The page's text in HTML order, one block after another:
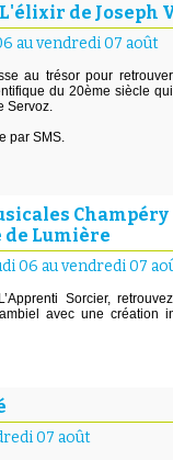
L'élixir de Joseph
au vendredi 07 août
au trésor pour
du 20ème siècle
Servoz.
par SMS.
Champéry
de Lumière
06 au vendredi 07
Sorcier,
avec une création
07 août